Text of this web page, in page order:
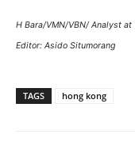
H Bara/VMN/VBN/ Analyst
Editor: Asido Situmorang
TAGS hong kong